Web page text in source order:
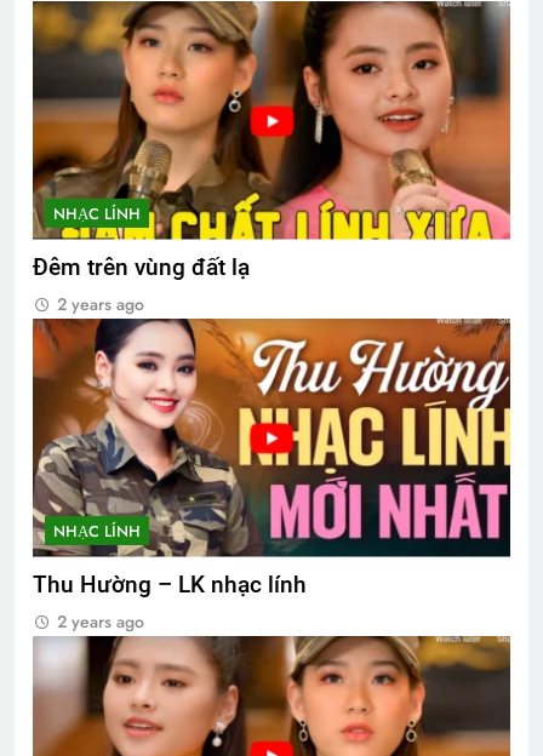
NHẠC LÍNH
Đêm trên vùng đất lạ
2 years ago
NHẠC LÍNH
Thu Hường – LK nhạc lính
2 years ago